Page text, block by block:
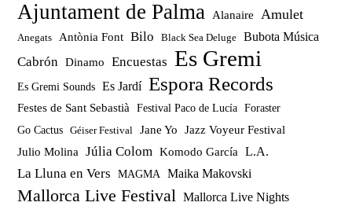
Ajuntament de Palma Alanaire Amulet
Anegats Antònia Font Bilo Black Sea Deluge Bubota Música
Cabrón Dinamo Encuestas Es Gremi
Es Gremi Sounds Es Jardí Espora Records
Festes de Sant Sebastià Festival Paco de Lucía Foraster
Go Cactus Géiser Festival Jane Yo
Jazz Voyeur Festival
Julio Molina
Júlia Colom Komodo García L.A.
La Lluna en Vers MAGMA Maika Makovski
Mallorca Live Festival Mallorca Live Nights